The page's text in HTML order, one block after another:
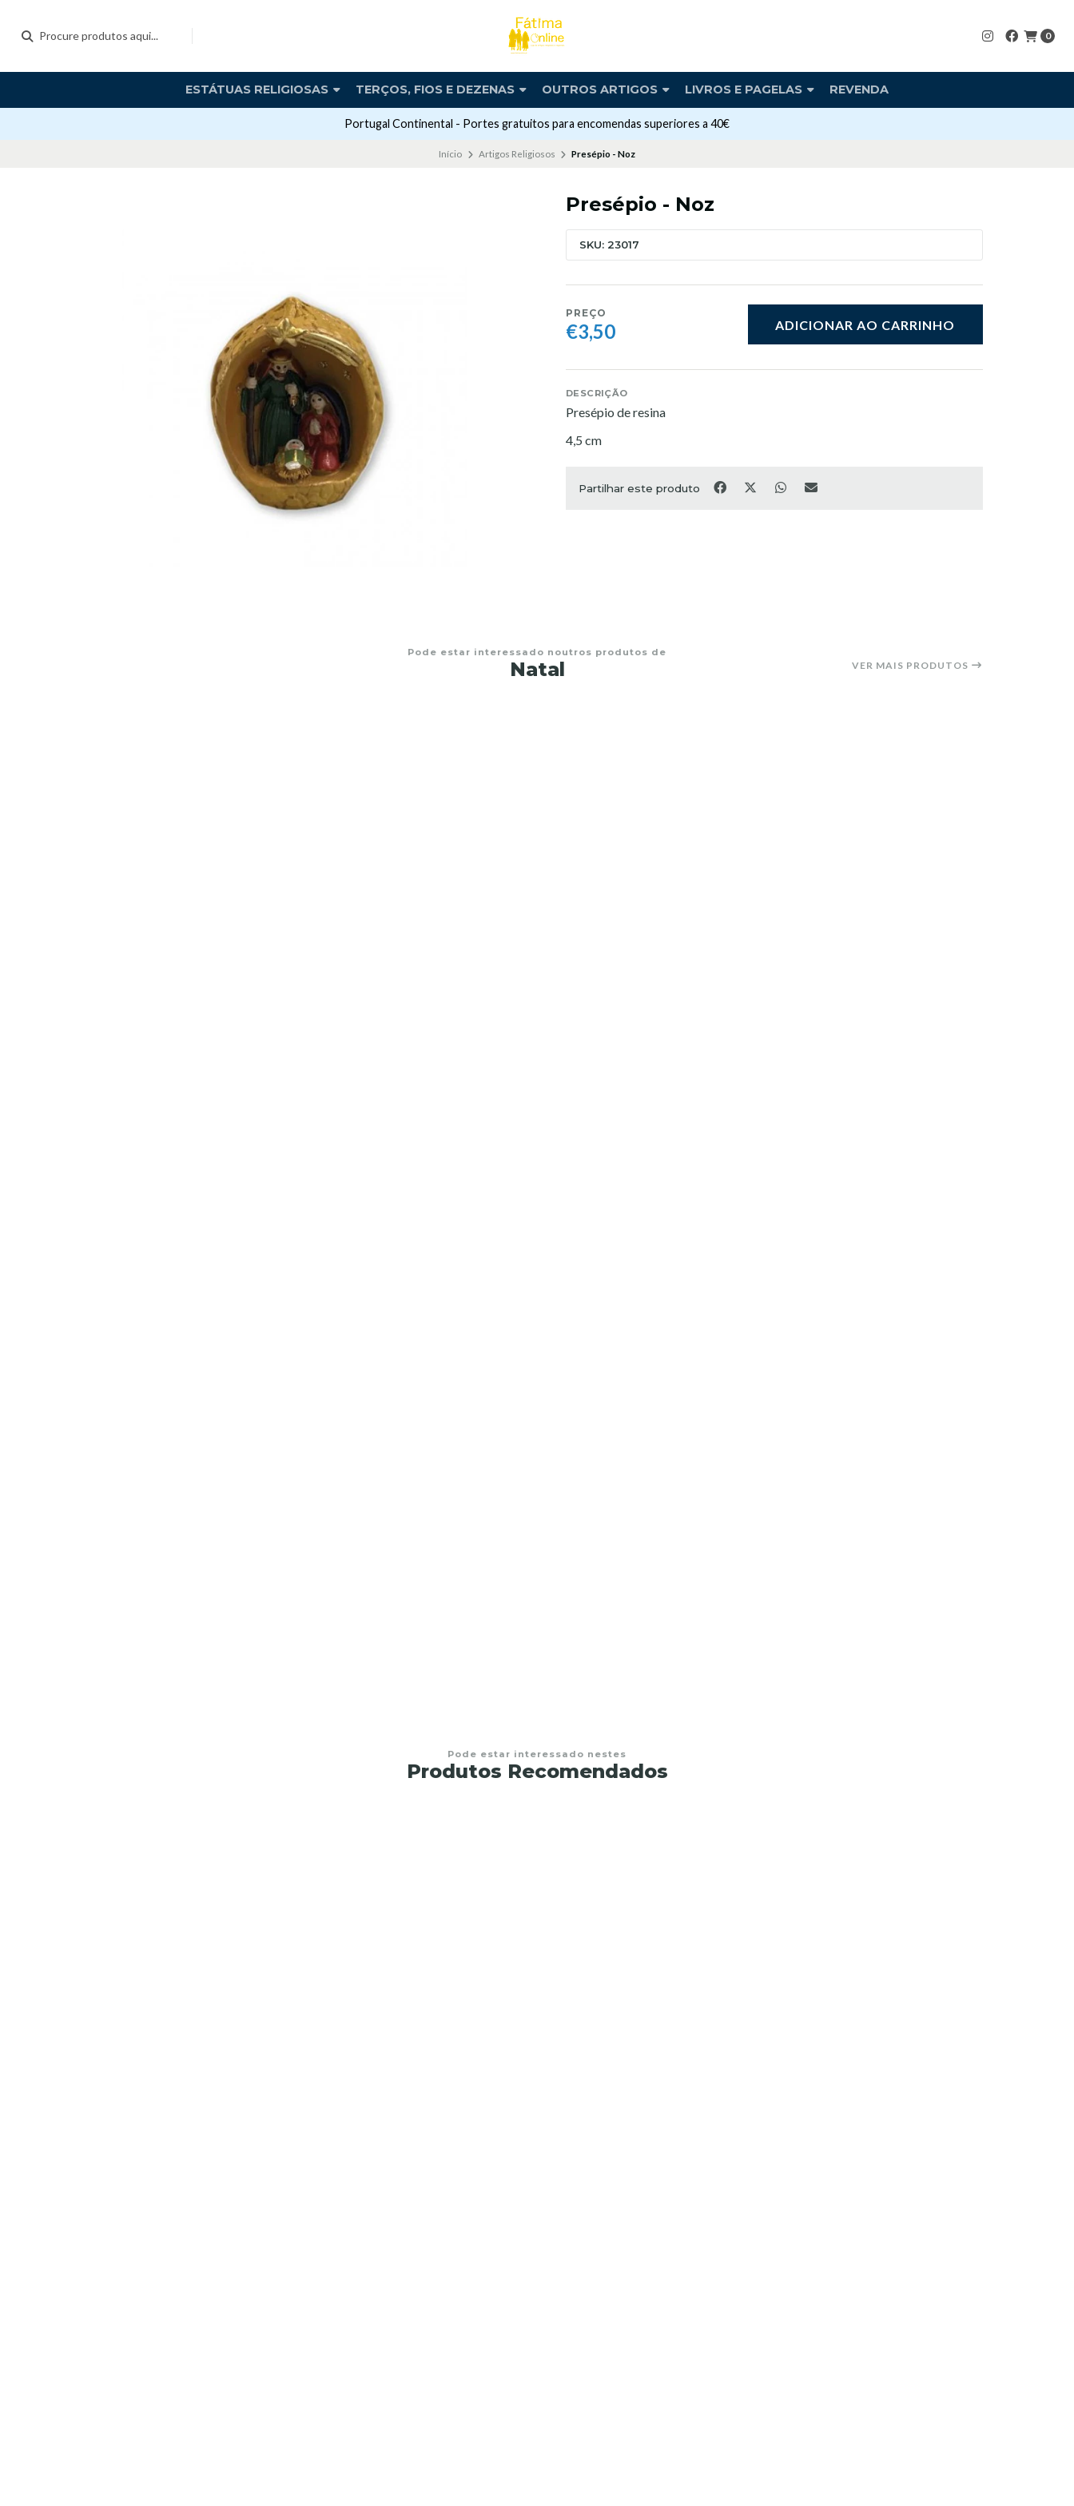
0
ESTÁTUAS RELIGIOSAS TERÇOS, FIOS E DEZENAS OUTROS ARTIGOS LIVROS E PAGELAS REVENDA
Portugal Continental - Portes gratuitos para encomendas superiores a 40€
Início Artigos Religiosos Presépio - Noz
Presépio - Noz
SKU: 23017
PREÇO
€3,50 ADICIONAR AO CARRINHO
DESCRIÇÃO
Presépio de resina
4,5 cm
Partilhar este produto
Pode estar interessado noutros produtos de
Natal VER MAIS PRODUTOS
Pode estar interessado nestes
Produtos Recomendados